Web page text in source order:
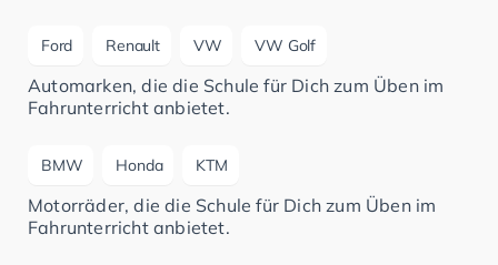
Ford Renault VW VW Golf
Automarken, die die Schule für Dich zum Üben im
Fahrunterricht anbietet.
BMW Honda KTM
Motorräder, die die Schule für Dich zum Üben im
Fahrunterricht anbietet.